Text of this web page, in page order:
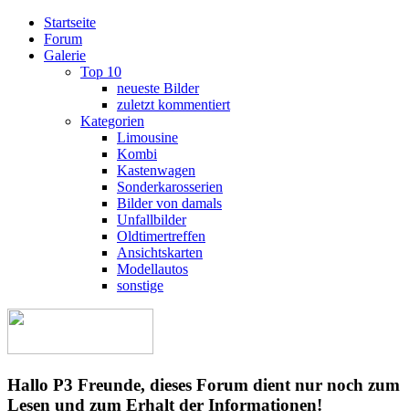
Startseite
Forum
Galerie
Top 10
neueste Bilder
zuletzt kommentiert
Kategorien
Limousine
Kombi
Kastenwagen
Sonderkarosserien
Bilder von damals
Unfallbilder
Oldtimertreffen
Ansichtskarten
Modellautos
sonstige
Hallo P3 Freunde, dieses Forum dient nur noch zum
Lesen und zum Erhalt der Informationen!